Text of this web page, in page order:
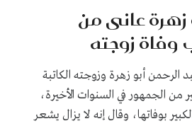
زهرة عانى من
وفاة زوجته
أبو زهرة وزوجته الكاتبة
من الجمهور في السنوات الأخيرة،
بوفاتها، وقال إنه لا يزال يشعر